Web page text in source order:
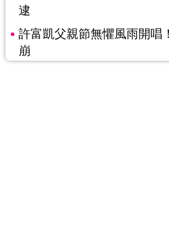
逮
許富凱父親節無懼風雨開唱
崩